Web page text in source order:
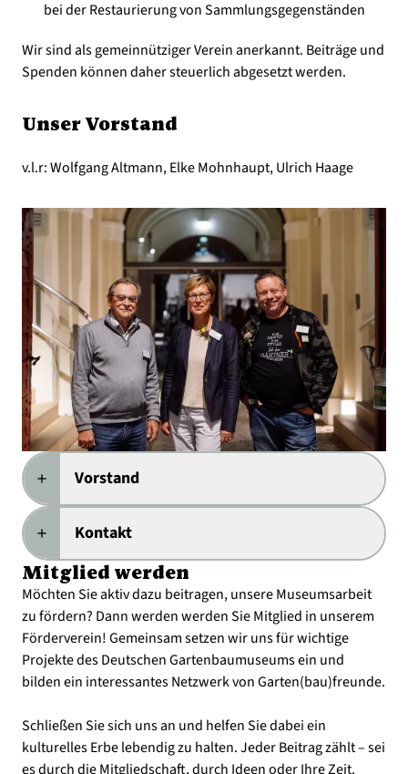
bei der Restaurierung von Sammlungsgegenständen
Wir sind als gemeinnütziger Verein anerkannt. Beiträge und
Spenden können daher steuerlich abgesetzt werden.
Unser Vorstand
v.l.r: Wolfgang Altmann, Elke Mohnhaupt, Ulrich Haage
add Vorstand
add
Kontakt
Mitglied werden
Möchten Sie aktiv dazu beitragen, unsere Museumsarbeit
zu fördern? Dann werden werden Sie Mitglied in unserem
Förderverein! Gemeinsam setzen wir uns für wichtige
Projekte des Deutschen Gartenbaumuseums ein und
bilden ein interessantes Netzwerk von Garten(bau)freunde.
Schließen Sie sich uns an und helfen Sie dabei ein
kulturelles Erbe lebendig zu halten. Jeder Beitrag zählt – sei
es durch die Mitgliedschaft, durch Ideen oder Ihre Zeit.